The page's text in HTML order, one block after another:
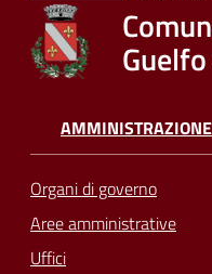
AMMINISTRAZIONE
Organi di governo
Aree amministrative
Uffici